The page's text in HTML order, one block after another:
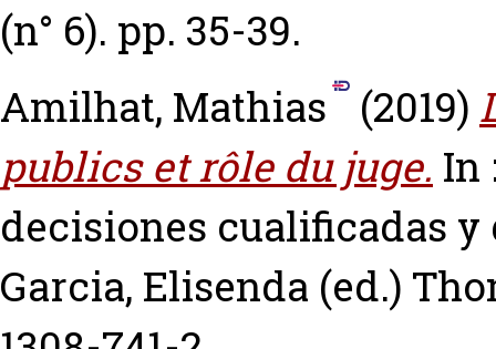
(n° 6). pp. 35-39.
Amilhat, Mathias
(2019)
publics et rôle du juge. In
decisiones cualificadas
Garcia, Elisenda (ed.)